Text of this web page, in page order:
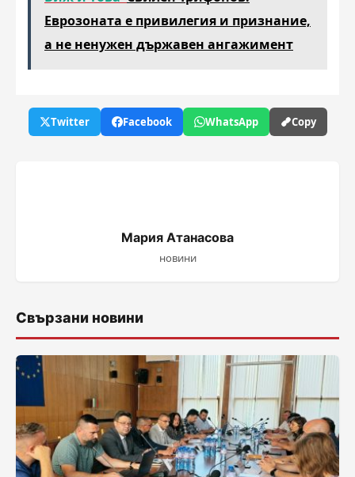
Еврозоната е привилегия и признание,
а не ненужен държавен ангажимент
Twitter Facebook WhatsApp Copy
Мария Атанасова
новини
Свързани новини